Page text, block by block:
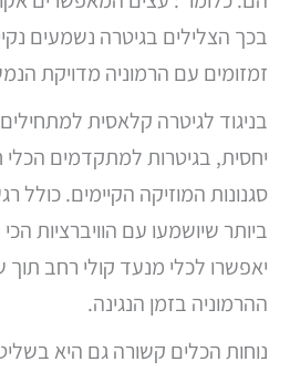
בכך הצלילים בגיטרה נשמעים
זמזומים עם הרמוניה מדויקת
בניגוד לגיטרה קלאסית
יחסית, בגיטרות למתקדמים
סגנונות המוזיקה הקיימים. כולל
ביותר שיושמעו עם הוויברציות
יאפשרו לכלי מנעד קולי רחב
ההרמוניה בזמן הנגינה.
נוחות הכלים קשורה גם היא